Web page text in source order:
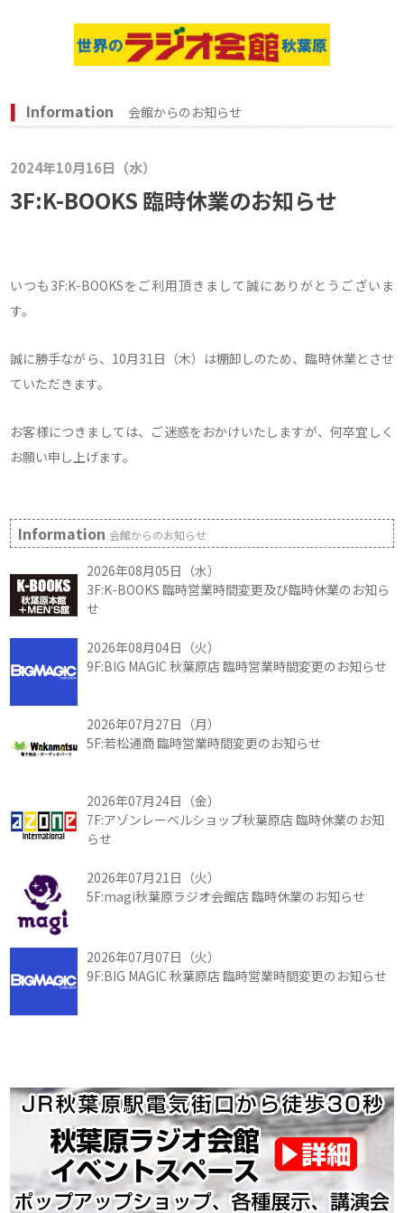
Information 会館からのお知らせ
2024年10月16日（水）
3F:K-BOOKS 臨時休業のお知らせ
いつも3F:K-BOOKSをご利用頂きまして誠にありがとうございま
す。
誠に勝手ながら、10月31日（木）は棚卸しのため、臨時休業とさせ
ていただきます。
お客様につきましては、ご迷惑をおかけいたしますが、何卒宜しく
お願い申し上げます。
Information会館からのお知らせ
2026年08月05日（水）
3F:K-BOOKS 臨時営業時間変更及び臨時休業のお知ら
せ
2026年08月04日（火）
9F:BIG MAGIC 秋葉原店 臨時営業時間変更のお知らせ
2026年07月27日（月）
5F:若松通商 臨時営業時間変更のお知らせ
2026年07月24日（金）
7F:アゾンレーベルショップ秋葉原店 臨時休業のお知
らせ
2026年07月21日（火）
5F:magi秋葉原ラジオ会館店 臨時休業のお知らせ
2026年07月07日（火）
9F:BIG MAGIC 秋葉原店 臨時営業時間変更のお知らせ